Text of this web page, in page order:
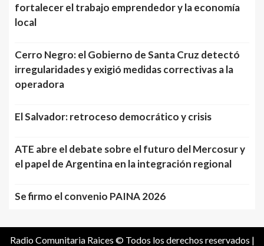
fortalecer el trabajo emprendedor y la economía
local
Cerro Negro: el Gobierno de Santa Cruz detectó
irregularidades y exigió medidas correctivas a la
operadora
El Salvador: retroceso democrático y crisis
ATE abre el debate sobre el futuro del Mercosur y
el papel de Argentina en la integración regional
Se firmo el convenio PAINA 2026
Radio Comunitaria Raices © Todos los derechos reservados |